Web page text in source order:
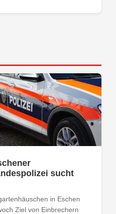
sucht
in Eschen
Ziel von Einbrechern